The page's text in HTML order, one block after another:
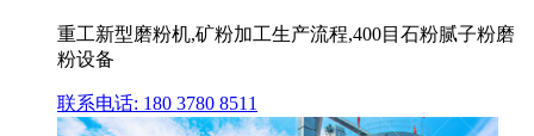
重工新型磨粉机,矿粉加工生产流程,400目石粉腻子粉磨
粉设备
联系电话: 180 3780 8511